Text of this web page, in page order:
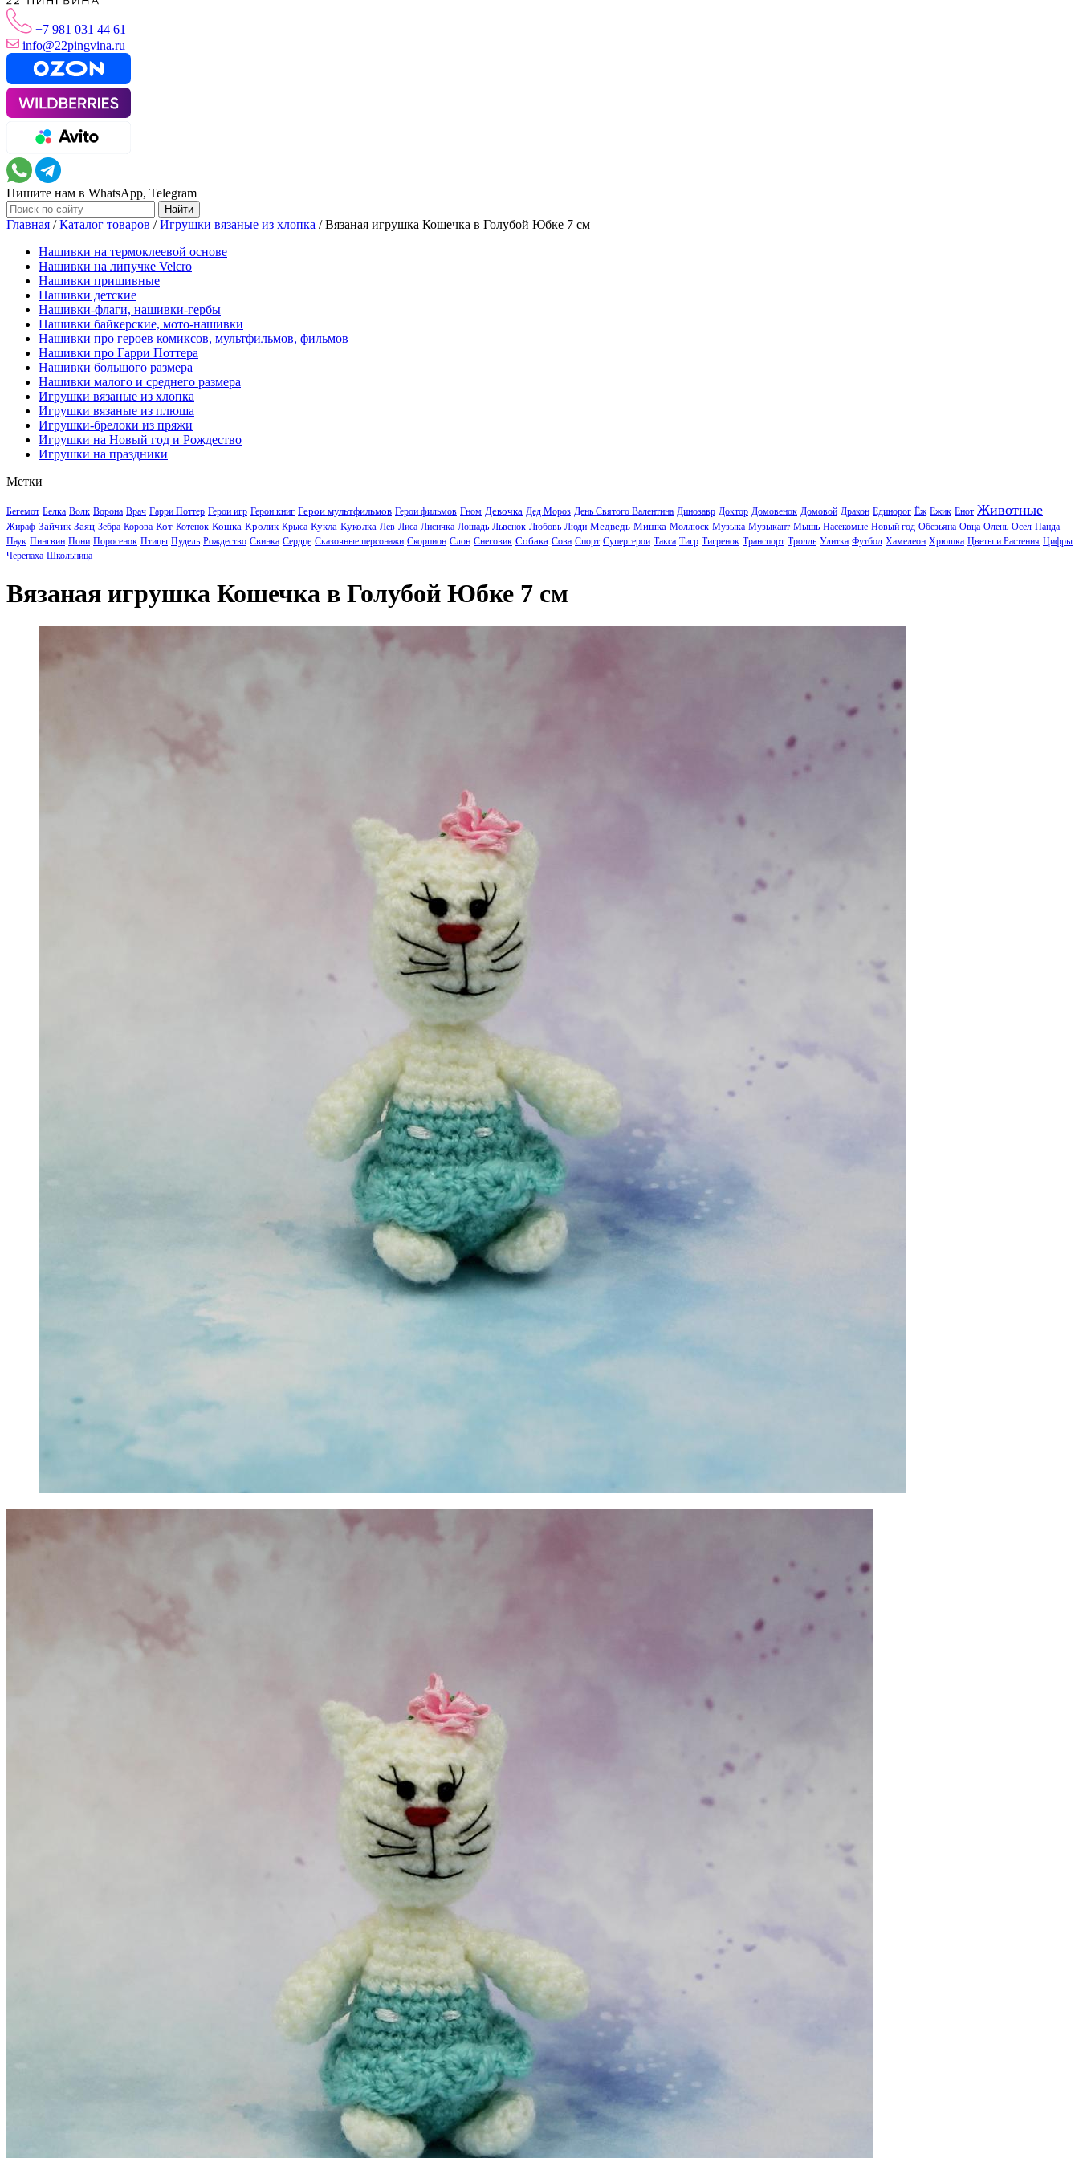
+7 981 031 44 61
info@22pingvina.ru
Пишите нам в WhatsApp, Telegram
Главная /Каталог товаров /Игрушки вязаные из хлопка /Вязаная игрушка Кошечка в Голубой Юбке 7 см
Нашивки на термоклеевой основе
Нашивки на липучке Velcro
Нашивки пришивные
Нашивки детские
Нашивки-флаги, нашивки-гербы
Нашивки байкерские, мото-нашивки
Нашивки про героев комиксов, мультфильмов, фильмов
Нашивки про Гарри Поттера
Нашивки большого размера
Нашивки малого и среднего размера
Игрушки вязаные из хлопка
Игрушки вязаные из плюша
Игрушки-брелоки из пряжи
Игрушки на Новый год и Рождество
Игрушки на праздники
Метки
Бегемот Белка Волк Ворона Врач Гарри Поттер Герои игр Герои книг Герои мультфильмов Герои фильмов Гном Девочка Дед Мороз День Святого Валентина Динозавр Доктор Домовенок Домовой Дракон Единорог Ёж Ежик Енот Животные
Жираф Зайчик Заяц Зебра Корова Кот Котенок Кошка Кролик Крыса Кукла Куколка Лев Лиса Лисичка Лошадь Львенок Любовь Люди Медведь Мишка Моллюск Музыка Музыкант Мышь Насекомые Новый год Обезьяна Овца Олень Осел Панда
Паук Пингвин Пони Поросенок Птицы Пудель Рождество Свинка Сердце Сказочные персонажи Скорпион Слон Снеговик Собака Сова Спорт Супергерои Такса Тигр Тигренок Транспорт Тролль Улитка Футбол Хамелеон Хрюшка Цветы и Растения Цифры
Черепаха Школьница
Вязаная игрушка Кошечка в Голубой Юбке 7 см